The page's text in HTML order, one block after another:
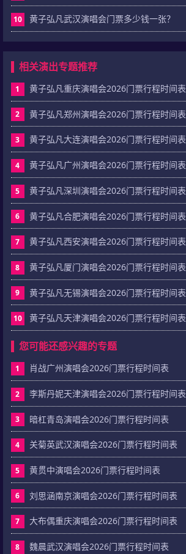
10 黄子弘凡武汉演唱会门票多少钱一张？
相关演出专题推荐
1 黄子弘凡重庆演唱会2026门票行程时间表
2 黄子弘凡郑州演唱会2026门票行程时间表
3 黄子弘凡大连演唱会2026门票行程时间表
4 黄子弘凡广州演唱会2026门票行程时间表
5 黄子弘凡深圳演唱会2026门票行程时间表
6 黄子弘凡合肥演唱会2026门票行程时间表
7 黄子弘凡西安演唱会2026门票行程时间表
8 黄子弘凡厦门演唱会2026门票行程时间表
9 黄子弘凡无锡演唱会2026门票行程时间表
10 黄子弘凡天津演唱会2026门票行程时间表
您可能还感兴趣的专题
1 肖战广州演唱会2026门票行程时间表
2 李斯丹妮天津演唱会2026门票行程时间表
3 暗杠青岛演唱会2026门票行程时间表
4 关菊英武汉演唱会2026门票行程时间表
5 黄贯中演唱会2026门票行程时间表
6 刘思涵南京演唱会2026门票行程时间表
7 大布偶重庆演唱会2026门票行程时间表
8 魏晨武汉演唱会2026门票行程时间表